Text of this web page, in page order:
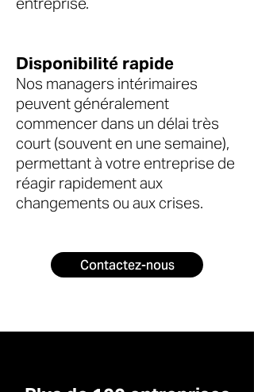
Disponibilité rapide
Nos managers intérimaires
peuvent généralement
commencer dans un délai très
court (souvent en une semaine),
permettant à votre entreprise de
réagir rapidement aux
changements ou aux crises.
Contactez-nous